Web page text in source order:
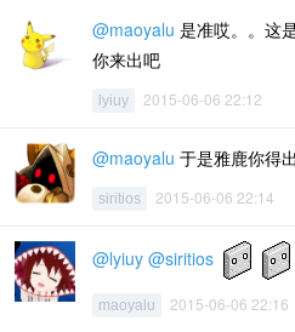
@maoyalu 是准哎。。这
你来出吧
lyiuy 2015-06-06 22:12
@maoyalu 于是雅鹿你得
siritios 2015-06-06 22:14
@lyiuy @siritios
maoyalu 2015-06-06 22:16